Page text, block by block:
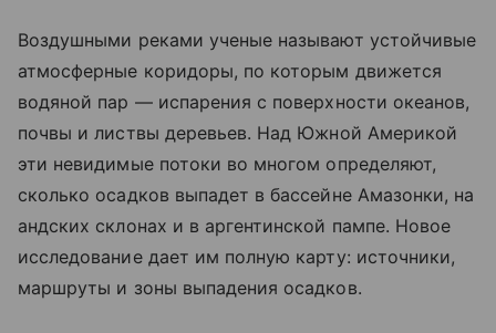
Воздушными реками ученые называют устойчивые
атмосферные коридоры, по которым движется
водяной пар — испарения с поверхности океанов,
почвы и листвы деревьев. Над Южной Америкой
эти невидимые потоки во многом определяют,
сколько осадков выпадет в бассейне Амазонки, на
андских склонах и в аргентинской пампе. Новое
исследование дает им полную карту: источники,
маршруты и зоны выпадения осадков.